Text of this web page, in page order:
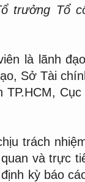
trưởng Tổ
là lãnh
Sở Tài
trách
và trực
kỳ báo